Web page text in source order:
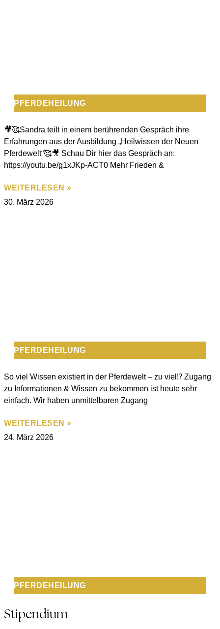
PFERDEHEILUNG
🎥🥰Sandra teilt in einem berührenden Gespräch ihre
Erfahrungen aus der Ausbildung „Heilwissen der Neuen
Pferdewelt“🥰🎥 Schau Dir hier das Gespräch an:
https://youtu.be/g1xJKp-ACT0 Mehr Frieden &
WEITERLESEN »
30. März 2026
PFERDEHEILUNG
So viel Wissen existiert in der Pferdewelt – zu viel⁉️ Zugang
zu Informationen & Wissen zu bekommen ist heute sehr
einfach. Wir haben unmittelbaren Zugang
WEITERLESEN »
24. März 2026
PFERDEHEILUNG
Stipendium